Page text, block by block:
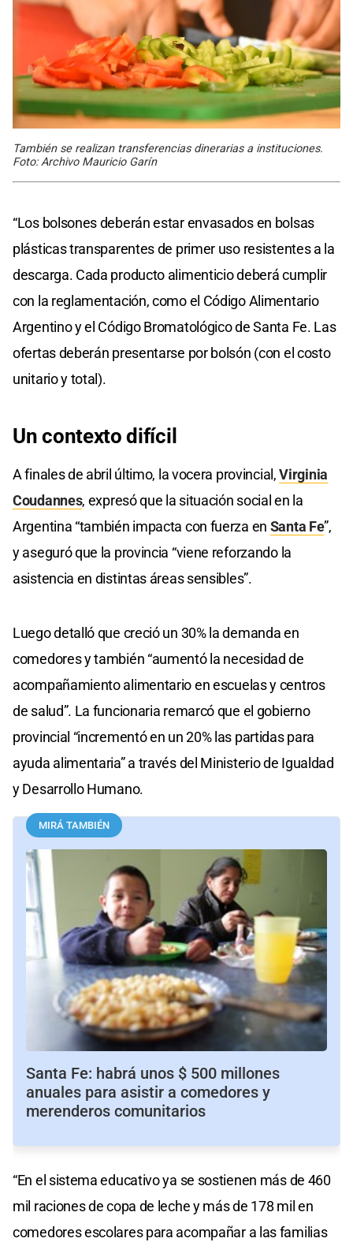
También se realizan transferencias dinerarias a instituciones.
Foto: Archivo Mauricio Garín
“Los bolsones deberán estar envasados en bolsas
plásticas transparentes de primer uso resistentes a la
descarga. Cada producto alimenticio deberá cumplir
con la reglamentación, como el Código Alimentario
Argentino y el Código Bromatológico de Santa Fe. Las
ofertas deberán presentarse por bolsón (con el costo
unitario y total).
Un contexto difícil
A finales de abril último, la vocera provincial,Virginia
Coudannes, expresó que la situación social en la
Argentina “también impacta con fuerza en Santa Fe”,
y aseguró que la provincia “viene reforzando la
asistencia en distintas áreas sensibles”.
Luego detalló que creció un 30% la demanda en
comedores y también “aumentó la necesidad de
acompañamiento alimentario en escuelas y centros
de salud”. La funcionaria remarcó que el gobierno
provincial “incrementó en un 20% las partidas para
ayuda alimentaria” a través del Ministerio de Igualdad
y Desarrollo Humano.
MIRÁ TAMBIÉN
Santa Fe: habrá unos $ 500 millones
anuales para asistir a comedores y
merenderos comunitarios
“En el sistema educativo ya se sostienen más de 460
mil raciones de copa de leche y más de 178 mil en
comedores escolares para acompañar a las familias